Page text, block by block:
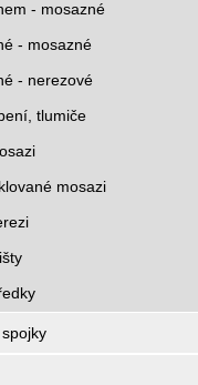
- mosazné
- mosazné
- nerezové
tlumiče
mosazi